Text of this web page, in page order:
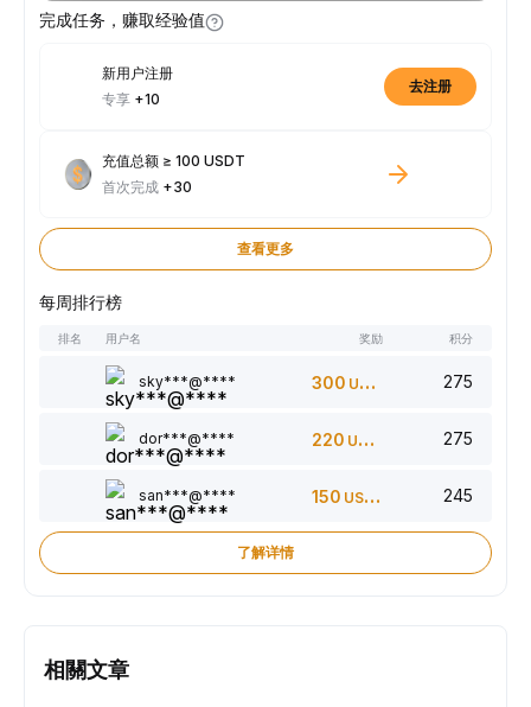
完成任务，赚取经验值
新用户注册
专享 +10
去注册
充值总额 ≥ 100 USDT
首次完成 +30
查看更多
每周排行榜
排名 用户名 奖励 积分
sky***@**** 300 USDT 275
dor***@**** 220 USDT 275
san***@**** 150 USDT 245
了解详情
相關文章